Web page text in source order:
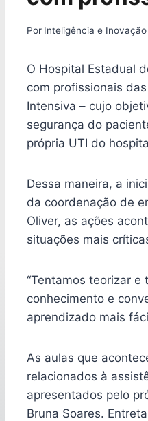
Por Inteligência e Inovação
O Hospital Estadual
com profissionais
Intensiva – cujo
segurança do
própria UTI do
Dessa maneira, a
da coordenação de
Oliver, as ações
situações mais
“Tentamos teorizar
conhecimento e
aprendizado mais
As aulas que
relacionados à
apresentados pelo
Bruna Soares.